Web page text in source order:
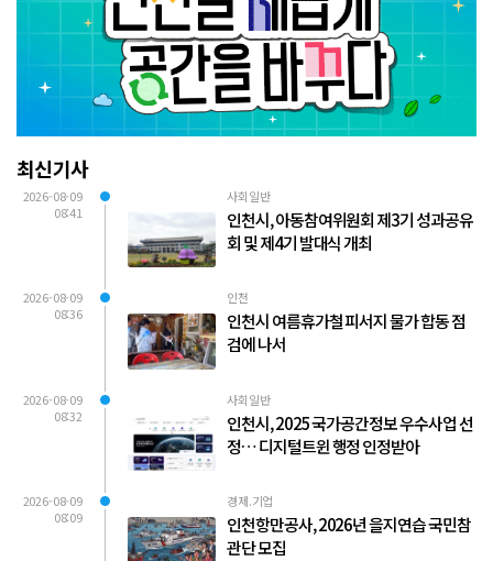
최신기사
2026-08-09
08:41
사회일반
인천시, 아동참여위원회 제3기 성과공유
회 및 제4기 발대식 개최
2026-08-09
08:36
인천
인천시 여름휴가철 피서지 물가 합동 점
검에 나서
2026-08-09
08:32
사회일반
인천시, 2025 국가공간정보 우수사업 선
정… 디지털트윈 행정 인정받아
2026-08-09
08:09
경제.기업
인천항만공사, 2026년 을지연습 국민참
관단 모집